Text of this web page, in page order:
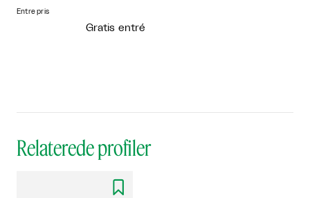
Entre pris
Gratis entré
Relaterede profiler
